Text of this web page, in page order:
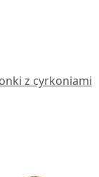
z cyrkoniami